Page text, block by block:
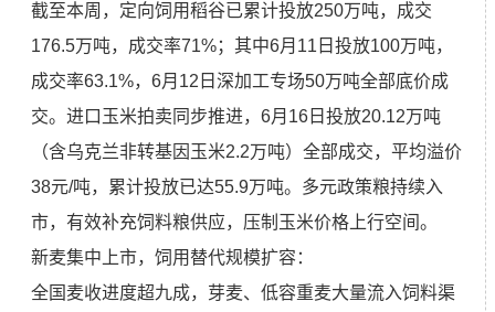
截至本周，定向饲用稻谷已累计投放250万吨，成交
176.5万吨，成交率71%；其中6月11日投放100万吨，
成交率63.1%，6月12日深加工专场50万吨全部底价成
交。进口玉米拍卖同步推进，6月16日投放20.12万吨
（含乌克兰非转基因玉米2.2万吨）全部成交，平均溢价
38元/吨，累计投放已达55.9万吨。多元政策粮持续入
市，有效补充饲料粮供应，压制玉米价格上行空间。
新麦集中上市，饲用替代规模扩容：
全国麦收进度超九成，芽麦、低容重麦大量流入饲料渠